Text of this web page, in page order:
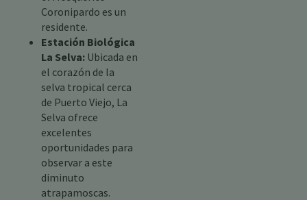
Coronipardo es un
residente.
Estación Biológica
La Selva: Ubicada en
el corazón de la
selva tropical cerca
de Puerto Viejo, La
Selva ofrece
excelentes
oportunidades para
observar a este
diminuto
atrapamoscas.